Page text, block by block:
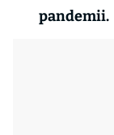
pandemii.